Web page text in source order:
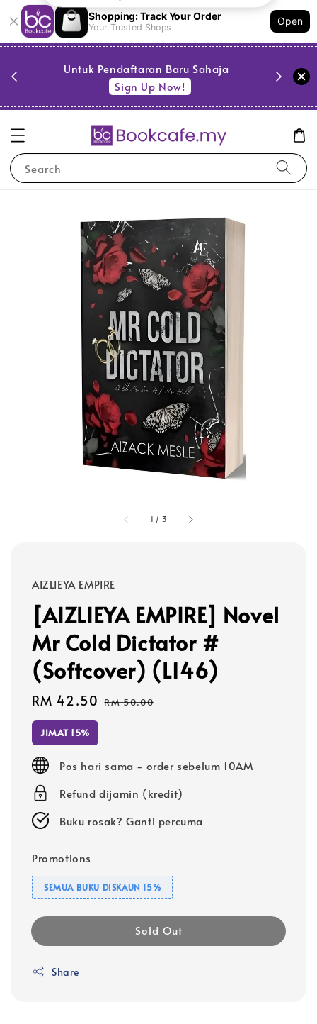
Shopping: Track Your Order
Your Trusted Shops
Open
Untuk Pendaftaran Baru Sahaja
Sign Up Now!
Search
1 / 3
AIZLIEYA EMPIRE
[AIZLIEYA EMPIRE] Novel
Mr Cold Dictator #
(Softcover) (L146)
Sale
price
RM 42.50 Regular
RM 50.00
JIMAT 15%
Pos hari sama - order sebelum 10AM
Refund dijamin (kredit)
Buku rosak? Ganti percuma
Promotions
SEMUA BUKU DISKAUN 15%
Sold Out
Share